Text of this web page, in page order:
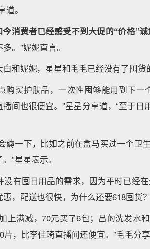
。
今消费者已经感受不到大促的“价格”诚
。”妮妮直言。
和妮妮，星星和毛毛已经没有了囤货
购买护肤品，一次性囤够能用到下一
间也很便宜。”星星分享道，“至于日
薅一下，比如之前在盒马买过一个卫
”星星表示。
有囤日用品的需求，因为平时已经
，配送也很快，为什么还要618囤货
上满减，70元买了6包；吕的洗发水
，比李佳琦直播间还便宜。”毛毛分享